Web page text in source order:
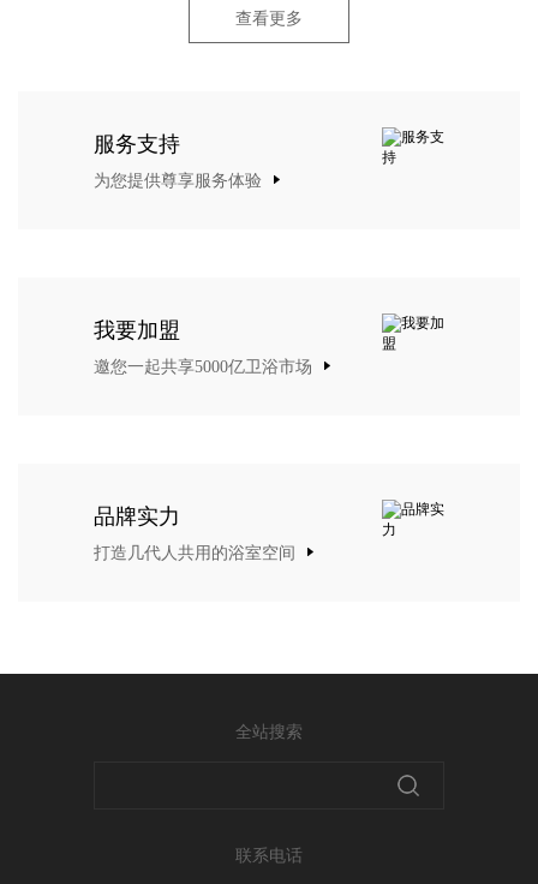
查看更多
服务支持
为您提供尊享服务体验
我要加盟
邀您一起共享5000亿卫浴市场
品牌实力
打造几代人共用的浴室空间
全站搜索
联系电话